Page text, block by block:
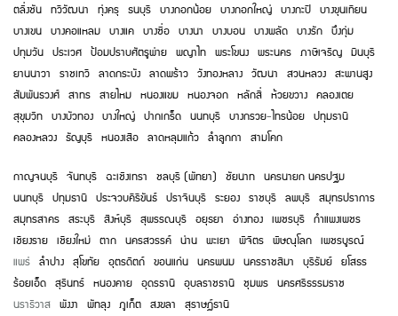
ตลิ่งชัน ทวีวัฒนา ทุ่งครุ ธนบุรี บางกอกน้อย บางกอกใหญ่ บางกะปิ บางขุนเทียน
บางเขน บางคอแหลม บางแค บางซื่อ บางนา บางบอน บางพลัด บางรัก บึงกุ่ม
ปทุมวัน ประเวศ ป้อมปราบศัตรูพ่าย พญาไท พระโขนง พระนคร ภาษีเจริญ มีนบุรี
ยานนาวา ราชเทวี ลาดกระบัง ลาดพร้าว วังทองหลาง วัฒนา สวนหลวง สะพานสูง
สัมพันธวงศ์ สาทร สายไหม หนองแขม หนองจอก หลักสี่ ห้วยขวาง คลองเตย
สุขุมวิท บางบัวทอง บางใหญ่ ปากเกร็ด นนทบุรี บางกรวย-ไทรน้อย ปทุมธานี
คลองหลวง ธัญบุรี หนองเสือ ลาดหลุมแก้ว ลำลูกกา สามโคก
กาญจนบุรี จันทบุรี ฉะเชิงเทรา ชลบุรี (พัทยา) ชัยนาท นครนายกนครปฐม
นนทบุรี ปทุมธานี ประจวบคีรีขันธ์ ปราจีนบุรี ระยอง ราชบุรี ลพบุรี สมุทรปราการ
สมุทรสาคร สระบุรี สิงห์บุรี สุพรรณบุรี อยุธยา อ่างทอง เพชรบุรี กำแพงเพชร
เชียงราย เชียงใหม่ ตาก นครสวรรค์ น่าน พะเยา พิจิตร พิษณุโลก เพชรบูรณ์
แพร่ ลำปาง สุโขทัย อุตรดิตถ์ ขอนแก่น นครพนม นครราชสีมา บุรีรัมย์ ยโสธร
ร้อยเอ็ด สุรินทร์ หนองคาย อุดรธานี อุบลราชธานี ชุมพร นครศรีธรรมราช
นราธิวาส พังงา พัทลุง ภูเก็ต สงขลา สุราษฏ์ธานี